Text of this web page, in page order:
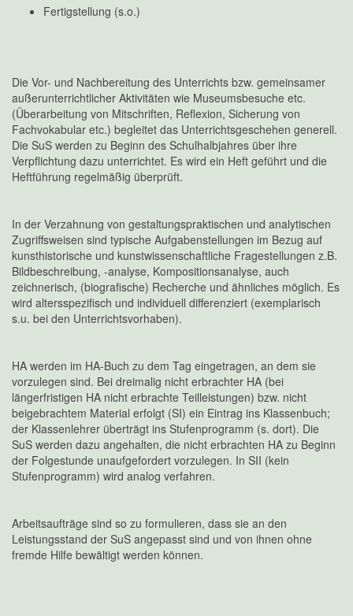
Fertigstellung (s.o.)
Die Vor- und Nachbereitung des Unterrichts bzw. gemeinsamer
außerunterrichtlicher Aktivitäten wie Museumsbesuche etc.
(Überarbeitung von Mitschriften, Reflexion, Sicherung von
Fachvokabular etc.) begleitet das Unterrichtsgeschehen generell.
Die SuS werden zu Beginn des Schulhalbjahres über ihre
Verpflichtung dazu unterrichtet. Es wird ein Heft geführt und die
Heftführung regelmäßig überprüft.
In der Verzahnung von gestaltungspraktischen und analytischen
Zugriffsweisen sind typische Aufgabenstellungen im Bezug auf
kunsthistorische und kunstwissenschaftliche Fragestellungen z.B.
Bildbeschreibung, -analyse, Kompositionsanalyse, auch
zeichnerisch, (biografische) Recherche und ähnliches möglich. Es
wird altersspezifisch und individuell differenziert (exemplarisch
s.u. bei den Unterrichtsvorhaben).
HA werden im HA-Buch zu dem Tag eingetragen, an dem sie
vorzulegen sind. Bei dreimalig nicht erbrachter HA (bei
längerfristigen HA nicht erbrachte Teilleistungen) bzw. nicht
beigebrachtem Material erfolgt (SI) ein Eintrag ins Klassenbuch;
der Klassenlehrer überträgt ins Stufenprogramm (s. dort). Die
SuS werden dazu angehalten, die nicht erbrachten HA zu Beginn
der Folgestunde unaufgefordert vorzulegen. In SII (kein
Stufenprogramm) wird analog verfahren.
Arbeitsaufträge sind so zu formulieren, dass sie an den
Leistungsstand der SuS angepasst sind und von ihnen ohne
fremde Hilfe bewältigt werden können.